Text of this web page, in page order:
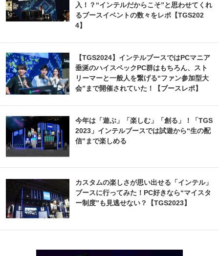
入！？“インテルだからこそ”と思わせてくれ
るブースイベントの数々をレポ【TGS202
4】
【TGS2024】インテルブースではPCマニア
垂涎のハイスペックPC群はもちろん、スト
リーマーと一般人を繋げる“ファン参加型大
会”まで開催されていた！【ブースレポ】
今年は「遊ぶ」「楽しむ」「創る」！「TGS
2023」インテルブースでは試遊から“生の配
信”まで楽しめる
カスタムの楽しさが思い出せる「インテル」
ブースに行ってみた！PC好きなら“マイスタ
ー制度”も見逃せない？【TGS2023】